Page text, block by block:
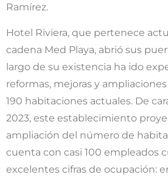
Ramírez.
Hotel Riviera, que pertenece
cadena Med Playa, abrió sus
largo de su existencia ha ido
reformas, mejoras y
190 habitaciones actuales. De
2023, este establecimiento
ampliación del número de
cuenta con casi 100 empleados
excelentes cifras de ocupación: